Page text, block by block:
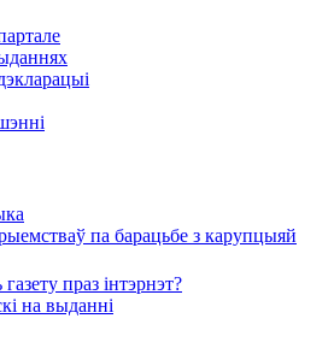
па барацьбе з карупцыяй
праз інтэрнэт?
на выданні